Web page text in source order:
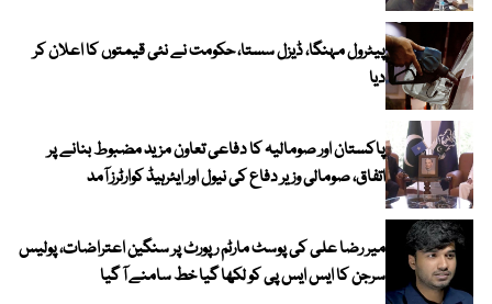
پیٹرول مہنگا، ڈیزل سستا، حکومت نے نئی قیمتوں کا اعلان کر
دیا
پاکستان اور صومالیہ کا دفاعی تعاون مزید مضبوط بنانے پر
اتفاق، صومالی وزیر دفاع کی نیول اور ایئرہیڈ کوارٹرز آمد
میر رضا علی کی پوسٹ مارٹم رپورٹ پر سنگین اعتراضات، پولیس
سرجن کا ایس ایس پی کو لکھا گیا خط سامنے آ گیا